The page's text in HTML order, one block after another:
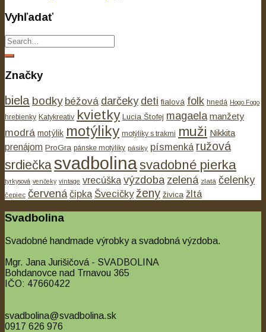
Vyhľadať
Značky
biela bodky béžová darčeky deti fialová folk hnedá Hogo Fogo
hrebienky Katykreativ kvietky Lucia Štofej magaela manžety
modrá motýlik motýliky motýliky s trakmi muži Nikkita
prenájom ProGra pánske motýliky pásiky písmenká ružová
srdiečkasvadbolinasvadobné pierka
tyrkysová venčeky vintage vrecúška výzdoba zelená zlatá čelenky
čepiec červená čipka Švecičky ženy živica žltá
Svadbolina
Svadobné handmade výrobky a svadobná výzdoba.
Mgr. Jana Jurišičová - SVADBOLINA
Bohdanovce nad Trnavou 365
IČO: 47660422
svadbolina@svadbolina.sk
0917 626 976